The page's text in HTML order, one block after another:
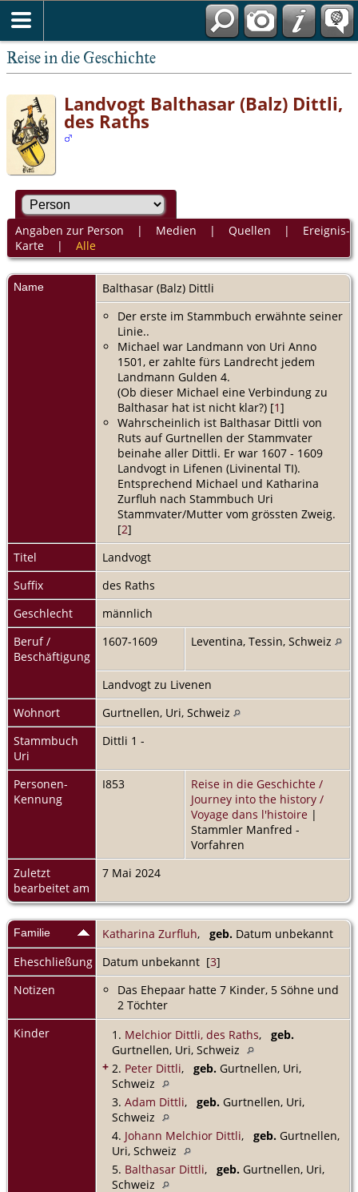
Reise in die Geschichte
Landvogt Balthasar (Balz) Dittli,
des Raths
Angaben zur Person | Medien | Quellen | Ereignis-
Karte| Alle
Name Balthasar (Balz) Dittli
Der erste im Stammbuch erwähnte seiner
Linie..
Michael war Landmann von Uri Anno
1501, er zahlte fürs Landrecht jedem
Landmann Gulden 4.
(Ob dieser Michael eine Verbindung zu
Balthasar hat ist nicht klar?) [1]
Wahrscheinlich ist Balthasar Dittli von
Ruts auf Gurtnellen der Stammvater
beinahe aller Dittli. Er war 1607 - 1609
Landvogt in Lifenen (Livinental TI).
Entsprechend Michael und Katharina
Zurfluh nach Stammbuch Uri
Stammvater/Mutter vom grössten Zweig.
[2]
Titel
Landvogt
Suffix
des Raths
Geschlecht
männlich
Beruf /
Beschäftigung
1607-1609 Leventina, Tessin, Schweiz
Landvogt zu Livenen
Wohnort
Gurtnellen, Uri, Schweiz
Stammbuch
Uri
Dittli 1 -
Personen-
Kennung
I853
Reise in die Geschichte /
Journey into the history /
Voyage dans l'histoire |
Stammler Manfred -
Vorfahren
Zuletzt
bearbeitet am
7 Mai 2024
Familie Katharina Zurfluh, geb. Datum unbekannt
Eheschließung
Datum unbekannt [3]
Notizen
Das Ehepaar hatte 7 Kinder, 5 Söhne und
2 Töchter
Kinder
1. Melchior Dittli, des Raths, geb.
Gurtnellen, Uri, Schweiz
+ 2. Peter Dittli, geb. Gurtnellen, Uri,
Schweiz
3. Adam Dittli, geb. Gurtnellen, Uri,
Schweiz
4. Johann Melchior Dittli, geb. Gurtnellen,
Uri, Schweiz
5. Balthasar Dittli, geb. Gurtnellen, Uri,
Schweiz